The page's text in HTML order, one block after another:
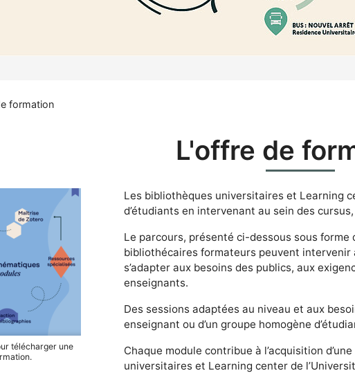
formation
L'offre de
télécharger une
Les bibliothèques universitaires et Learning
d’étudiants en intervenant au sein des
Le parcours, présenté ci-dessous sous
bibliothécaires formateurs peuvent intervenir
s’adapter aux besoins des publics, aux
enseignants.
Des sessions adaptées au niveau et aux
enseignant ou d’un groupe homogène
Chaque module contribue à l’acquisition
universitaires et Learning center de